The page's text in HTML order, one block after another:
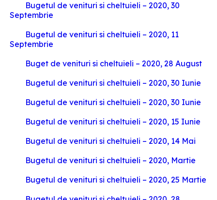
Bugetul de venituri si cheltuieli – 2020, 30
Septembrie
Bugetul de venituri si cheltuieli – 2020, 11
Septembrie
Buget de venituri si cheltuieli – 2020, 28 August
Bugetul de venituri si cheltuieli – 2020, 30 Iunie
Bugetul de venituri si cheltuieli – 2020, 30 Iunie
Bugetul de venituri si cheltuieli – 2020, 15 Iunie
Bugetul de venituri si cheltuieli – 2020, 14 Mai
Bugetul de venituri si cheltuieli – 2020, Martie
Bugetul de venituri si cheltuieli – 2020, 25 Martie